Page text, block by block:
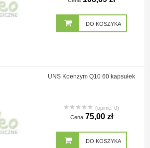
DO KOSZYKA
UNS Koenzym Q10 60 kapsułek
(opinie: 0)
Cena 75,00 zł
DO KOSZYKA